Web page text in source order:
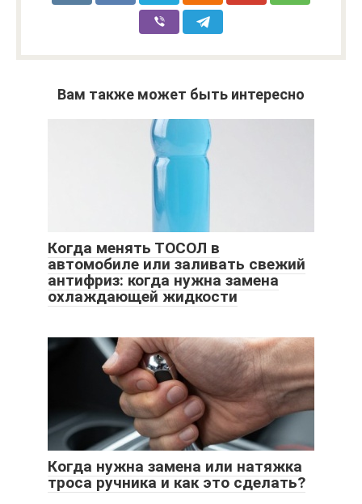
Вам также может быть интересно
Когда менять ТОСОЛ в
автомобиле или заливать свежий
антифриз: когда нужна замена
охлаждающей жидкости
Когда нужна замена или натяжка
троса ручника и как это сделать?